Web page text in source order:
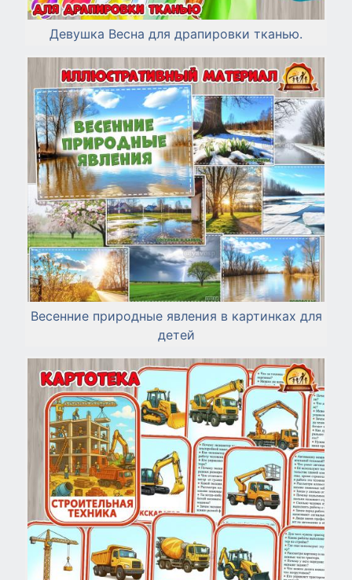
Девушка Весна для драпировки тканью.
Весенние природные явления в картинках для
детей